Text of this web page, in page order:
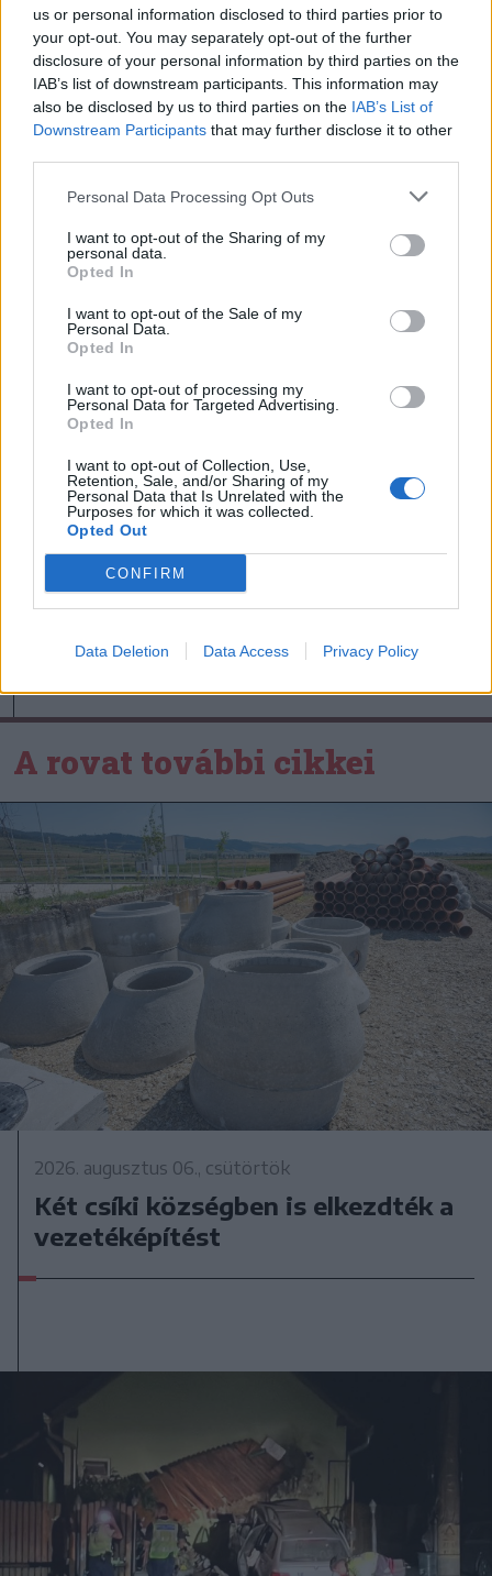
us or personal information disclosed to third parties prior to
your opt-out. You may separately opt-out of the further
disclosure of your personal information by third parties on the
IAB’s list of downstream participants. This information may
also be disclosed by us to third parties on the IAB’s List of
Downstream Participants that may further disclose it to other
Personal Data Processing Opt Outs
I want to opt-out of the Sharing of my
personal data.
Opted In
I want to opt-out of the Sale of my
Personal Data.
Opted In
I want to opt-out of processing my
Personal Data for Targeted Advertising.
Opted In
I want to opt-out of Collection, Use,
Retention, Sale, and/or Sharing of my
Personal Data that Is Unrelated with the
Purposes for which it was collected.
Opted Out
CONFIRM
Data Deletion Data Access Privacy Policy
Kezdési időpontot kapott a
székely derbi
Miért félnek a kettős
Székely Sport
az Udvarhely körzeti
Nőileg
Sándor Ella: Na, indíts, s
menjünk!
A rovat további cikkei
2026. augusztus 06., csütörtök
Két csíki községben is elkezdték a
vezetéképítést